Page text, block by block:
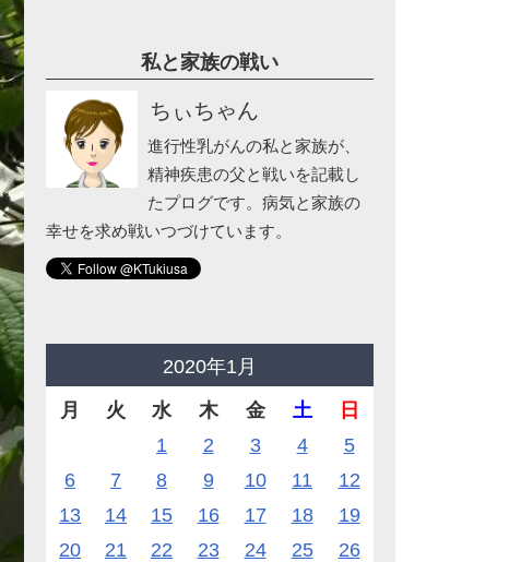
私と家族の戦い
ちぃちゃん
進行性乳がんの私と家族が、
精神疾患の父と戦いを記載し
たプログです。病気と家族の
幸せを求め戦いつづけています。
2020年1月
月
火 水 木 金 土
日
1
2 3 4
5
6
7 8 9 10 11
12
13
14 15 16 17 18
19
20
21 22 23 24 25
26